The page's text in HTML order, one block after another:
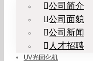
公司简介
公司面貌
公司新闻
人才招聘
UV光固化机